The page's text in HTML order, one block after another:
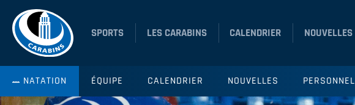
SPORTS LES CARABINS CALENDRIER NOUVELLES
NATATION ÉQUIPE CALENDRIER NOUVELLES PERSONNEL